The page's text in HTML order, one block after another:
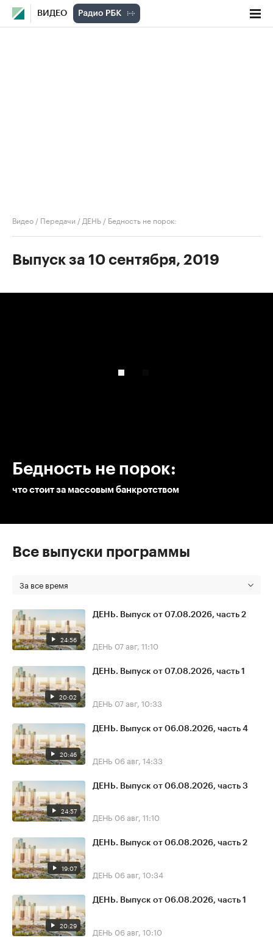
ВИДЕО
Видео / Передачи / ДЕНЬ / Бедность не порок:
Выпуск за 10 сентября, 2019
Бедность не порок:
что стоит за массовым банкротством
Все выпуски программы
За все время
24:56
ДЕНЬ. Выпуск от 07.08.2026, часть 2
ДЕНЬ 07 авг, 11:10
20:02
ДЕНЬ. Выпуск от 07.08.2026, часть 1
ДЕНЬ 07 авг, 10:33
20:46
ДЕНЬ. Выпуск от 06.08.2026, часть 4
ДЕНЬ 06 авг, 14:33
24:57
ДЕНЬ. Выпуск от 06.08.2026, часть 3
ДЕНЬ 06 авг, 11:10
19:07
ДЕНЬ. Выпуск от 06.08.2026, часть 2
ДЕНЬ 06 авг, 10:34
20:29
ДЕНЬ. Выпуск от 06.08.2026, часть 1
ДЕНЬ 06 авг, 10:10